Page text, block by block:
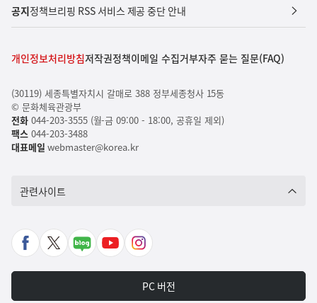
공지정책브리핑 RSS 서비스 제공 중단 안내
개인정보처리방침저작권정책이메일 수집거부자주 묻는 질문(FAQ)
(30119) 세종특별자치시 갈매로 388 정부세종청사 15동
© 문화체육관광부
전화044-203-3555 (월-금 09:00 - 18:00, 공휴일 제외)
팩스044-203-3488
대표메일 webmaster@korea.kr
관련사이트
페
북
X
가
네
포
유
바
인
타
그
PC 버전